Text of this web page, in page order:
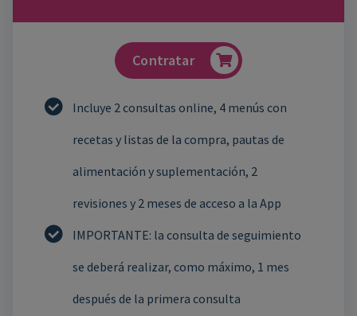
Contratar
Incluye 2 consultas online, 4 menús con
recetas y listas de la compra, pautas de
alimentación y suplementación, 2
revisiones y 2 meses de acceso a la App
IMPORTANTE: la consulta de seguimiento
se deberá realizar, como máximo, 1 mes
después de la primera consulta